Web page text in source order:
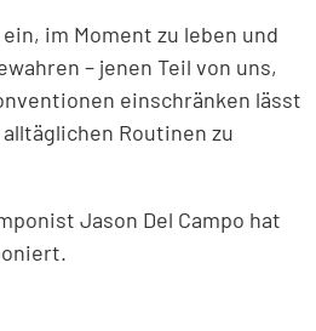
im Moment zu leben und
– jenen Teil von uns,
einschränken lässt
Routinen zu
Jason Del Campo hat